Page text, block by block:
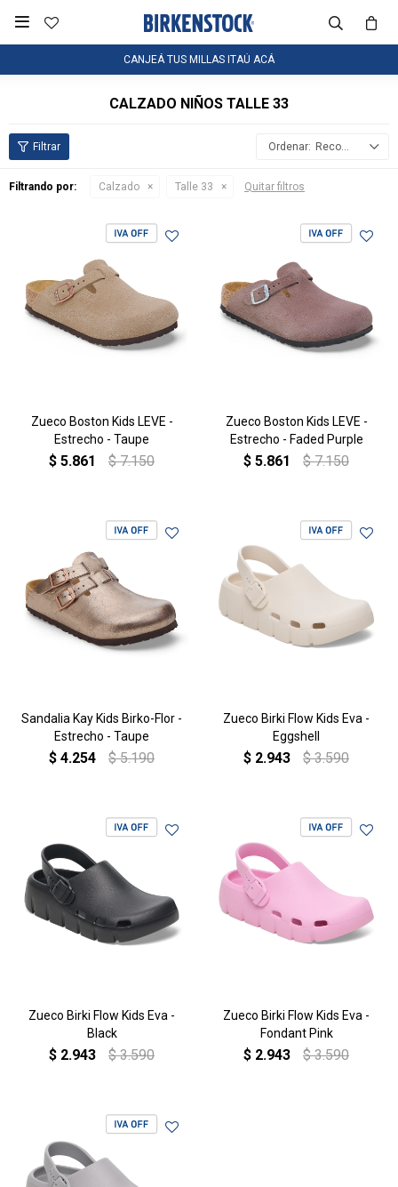

CANJEÁ TUS MILLAS ITAÚ ACÁ
CALZADO NIÑOS TALLE 33
Recomendados
Filtrando por: Calzado Talle 33 Quitar filtros
Zueco Boston Kids LEVE -
Estrecho - Taupe
$ 5.861 $ 7.150
Zueco Boston Kids LEVE -
Estrecho - Faded Purple
$ 5.861 $ 7.150
Sandalia Kay Kids Birko-Flor -
Estrecho - Taupe
$ 4.254 $ 5.190
Zueco Birki Flow Kids Eva -
Eggshell
$ 2.943 $ 3.590
Zueco Birki Flow Kids Eva -
Black
$ 2.943 $ 3.590
Zueco Birki Flow Kids Eva -
Fondant Pink
$ 2.943 $ 3.590